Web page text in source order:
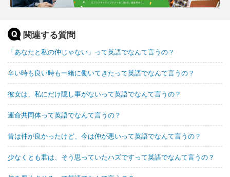
関連する質問
「あなたと私の仲じゃない」って英語でなんて言うの？
辛い時も良い時も一緒に働いてきたって英語でなんて言うの？
彼女は、私にだけ隠し事がないって英語でなんて言うの？
運命共同体って英語でなんて言うの？
昔は仲が良かったけど、今は仲が悪いって英語でなんて言うの？
少なくとも君は、そう思っていたハズですって英語でなんて言うの？